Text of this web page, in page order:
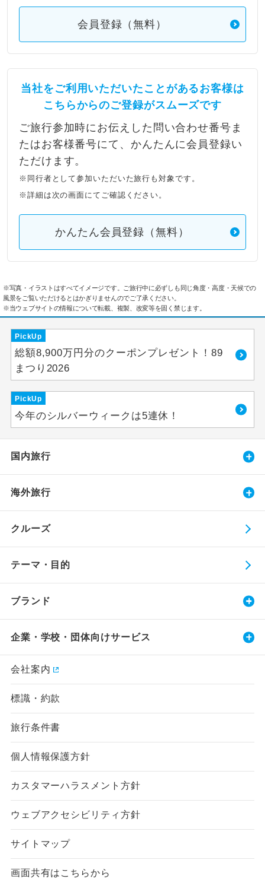
会員登録（無料）
当社をご利用いただいたことがあるお客様は
こちらからのご登録がスムーズです
ご旅行参加時にお伝えした問い合わせ番号ま
たはお客様番号にて、かんたんに会員登録い
ただけます。
※同行者として参加いただいた旅行も対象です。
※詳細は次の画面にてご確認ください。
かんたん会員登録（無料）
※写真・イラストはすべてイメージです。ご旅行中に必ずしも同じ角度・高度・天候での
風景をご覧いただけるとはかぎりませんのでご了承ください。
※当ウェブサイトの情報について転載、複製、改変等を固く禁じます。
PickUp
総額8,900万円分のクーポンプレゼント！89
まつり2026
PickUp
今年のシルバーウィークは5連休！
国内旅行
海外旅行
クルーズ
テーマ・目的
ブランド
企業・学校・団体向けサービス
会社案内
標識・約款
旅行条件書
個人情報保護方針
カスタマーハラスメント方針
ウェブアクセシビリティ方針
サイトマップ
画面共有はこちらから